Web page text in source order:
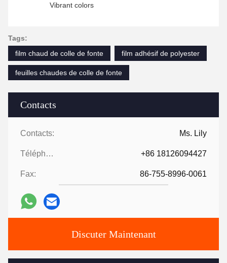
Contacts
Contacts: Ms. Lily
Téléphone: +86 18126094427
Fax: 86-755-8996-0061
Discuter Maintenant
Vibrant colors
Tags:
film chaud de colle de fonte
film adhésif de polyester
feuilles chaudes de colle de fonte